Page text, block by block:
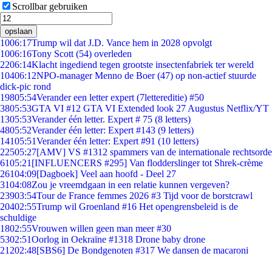
Scrollbar gebruiken
opslaan
1006:17Trump wil dat J.D. Vance hem in 2028 opvolgt
1006:16Tony Scott (54) overleden
2206:14Klacht ingediend tegen grootste insectenfabriek ter wereld
10406:12NPO-manager Menno de Boer (47) op non-actief stuurde
dick-pic rond
19805:54Verander een letter expert (7lettereditie) #50
3805:53GTA VI #12 GTA VI Extended look 27 Augustus Netflix/YT
1305:53Verander één letter. Expert # 75 (8 letters)
4805:52Verander één letter: Expert #143 (9 letters)
14105:51Verander één letter: Expert #91 (10 letters)
22505:27[AMV] VS #1312 spammers van de internationale rechtsorde
6105:21 [INFLUENCERS #295] Van flodderslinger tot Shrek-crème
26104:09[Dagboek] Veel aan hoofd - Deel 27
3104:08Zou je vreemdgaan in een relatie kunnen vergeven?
23903:54Tour de France femmes 2026 #3 Tijd voor de borstcrawl
20402:55Trump wil Groenland #16 Het opengrensbeleid is de
schuldige
1802:55Vrouwen willen geen man meer #30
5302:51Oorlog in Oekraïne #1318 Drone baby drone
21202:48[SBS6] De Bondgenoten #317 We dansen de macaroni